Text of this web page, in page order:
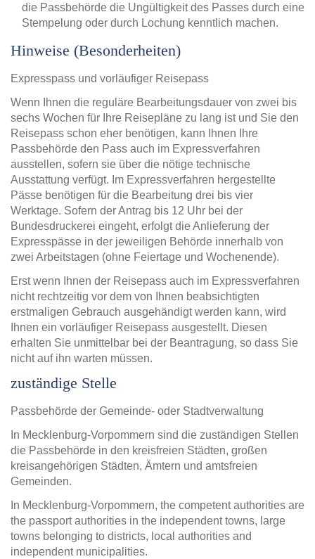
die Passbehörde die Ungültigkeit des Passes durch eine
Stempelung oder durch Lochung kenntlich machen.
Hinweise (Besonderheiten)
Expresspass und vorläufiger Reisepass
Wenn Ihnen die reguläre Bearbeitungsdauer von zwei bis
sechs Wochen für Ihre Reisepläne zu lang ist und Sie den
Reisepass schon eher benötigen, kann Ihnen Ihre
Passbehörde den Pass auch im Expressverfahren
ausstellen, sofern sie über die nötige technische
Ausstattung verfügt. Im Expressverfahren hergestellte
Pässe benötigen für die Bearbeitung drei bis vier
Werktage. Sofern der Antrag bis 12 Uhr bei der
Bundesdruckerei eingeht, erfolgt die Anlieferung der
Expresspässe in der jeweiligen Behörde innerhalb von
zwei Arbeitstagen (ohne Feiertage und Wochenende).
Erst wenn Ihnen der Reisepass auch im Expressverfahren
nicht rechtzeitig vor dem von Ihnen beabsichtigten
erstmaligen Gebrauch ausgehändigt werden kann, wird
Ihnen ein vorläufiger Reisepass ausgestellt. Diesen
erhalten Sie unmittelbar bei der Beantragung, so dass Sie
nicht auf ihn warten müssen.
zuständige Stelle
Passbehörde der Gemeinde- oder Stadtverwaltung
In Mecklenburg-Vorpommern sind die zuständigen Stellen
die Passbehörde in den kreisfreien Städten, großen
kreisangehörigen Städten, Ämtern und amtsfreien
Gemeinden.
In Mecklenburg-Vorpommern, the competent authorities are
the passport authorities in the independent towns, large
towns belonging to districts, local authorities and
independent municipalities.